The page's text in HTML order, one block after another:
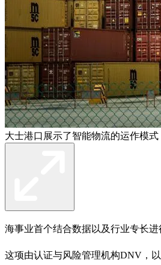
大士港口展示了智能物流的运作模
海事业首个结合数据以及行业专长
这项由认证与风险管理机构DNV，